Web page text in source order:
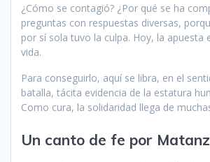
¿Cómo se contagió? ¿Por qué se ha
preguntas con respuestas diversas,
por sí sola tuvo la culpa. Hoy, la apuesta
vida.
Para conseguirlo, aquí se li­bra, en el
ba­talla, tácita evidencia de la esta­tura
Como cura, la solidaridad llega de
Un canto de fe por